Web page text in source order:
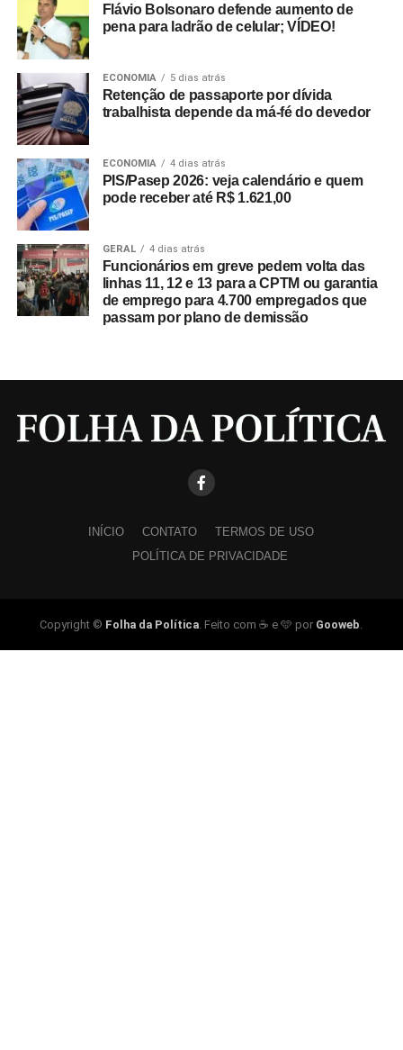
Flávio Bolsonaro defende aumento de
pena para ladrão de celular; VÍDEO!
ECONOMIA 5 dias atrás
Retenção de passaporte por dívida
trabalhista depende da má-fé do devedor
ECONOMIA 4 dias atrás
PIS/Pasep 2026: veja calendário e quem
pode receber até R$ 1.621,00
GERAL 4 dias atrás
Funcionários em greve pedem volta das
linhas 11, 12 e 13 para a CPTM ou garantia
de emprego para 4.700 empregados que
passam por plano de demissão
INÍCIO CONTATO
TERMOS DE USO
POLÍTICA DE PRIVACIDADE
Copyright © Folha da Política . Feito com ☕ e 🩵 por Gooweb